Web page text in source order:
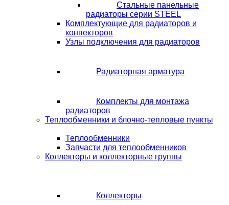
Стальные панельные
радиаторы серии STEEL
Комплектующие для радиаторов и
конвекторов
Узлы подключения для радиаторов
Радиаторная арматура
Комплекты для монтажа
радиаторов
Теплообменники и блочно-тепловые пункты
Теплообменники
Запчасти для теплообменников
Коллекторы и коллекторные группы
Коллекторы